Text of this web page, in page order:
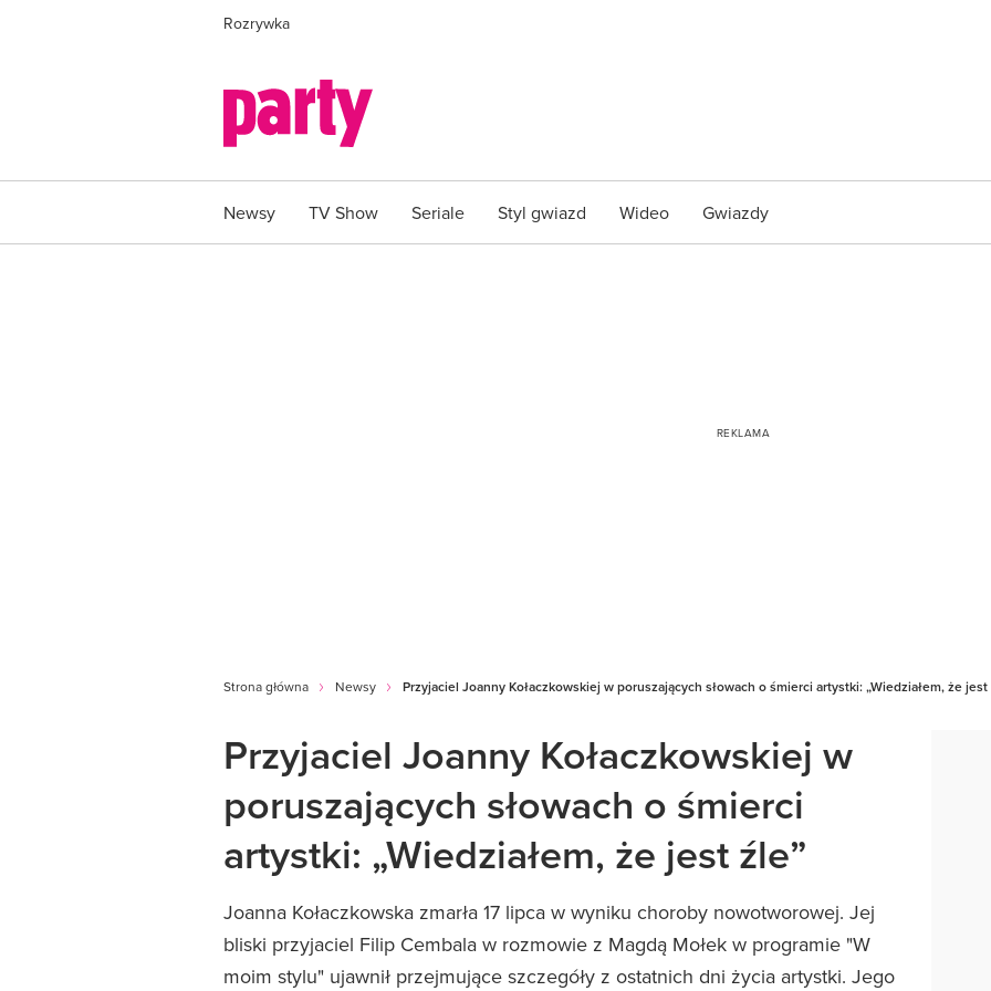
Rozrywka
Newsy TV Show Seriale Styl gwiazd Wideo Gwiazdy
Strona główna Newsy Przyjaciel Joanny Kołaczkowskiej w poruszających słowach o śmierci artystki: „Wiedziałem, że jest
Przyjaciel Joanny Kołaczkowskiej w
poruszających słowach o śmierci
artystki: „Wiedziałem, że jest źle”
Joanna Kołaczkowska zmarła 17 lipca w wyniku choroby nowotworowej. Jej
bliski przyjaciel Filip Cembala w rozmowie z Magdą Mołek w programie "W
moim stylu" ujawnił przejmujące szczegóły z ostatnich dni życia artystki. Jego